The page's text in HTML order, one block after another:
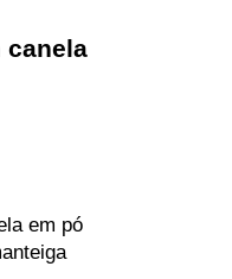
canela
em pó